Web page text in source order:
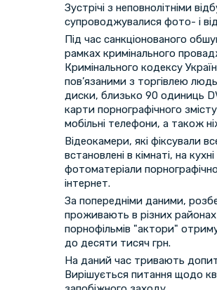
Зустрічі з неповнолітніми
супроводжувалися фото- і
Під час санкціонованого
рамках кримінального
Кримінального кодексу
пов’язаними з торгівлею
диски, близько 90 одиниць
карти порнографічного
мобільні телефони, а також
Відеокамери, які фіксували
встановлені в кімнаті, на
фотоматеріали
інтернет.
За попередніми даними,
проживають в різних районах
порнофільмів "актори"
до десяти тисяч грн.
На даний час тривають
Вирішується питання щодо